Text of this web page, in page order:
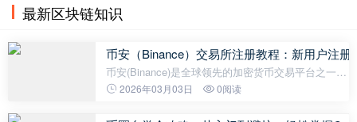
最新区块链知识
币安（Binance）交易所注册教程：新用户注册
币安(Binance)是全球领先的加密货币交易平台之一，
成立于2017年，提供丰富的交易对、低手续费、高流
2026年03月03日 0阅读